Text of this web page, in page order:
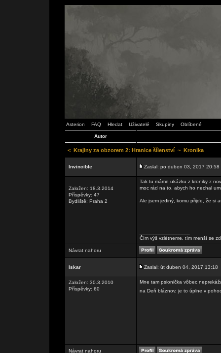
Asterion FAQ Hledat Uživatelé Skupiny Oblíbené
Autor
< Krajiny za obzorem 2: Hranice šílenství ~ Kronika
Invincible Zaslal: po duben 03, 2017 20:58
Založen: 18.3.2014
Příspěvky: 47
Bydliště: Praha 2
Tak tu máme ukázku z kroniky z
moc rád na to, abych ho nechal
Ale jsem jediný, komu přijde, že si
Čím výš vzlétneme, tím menší se
Návrat nahoru
Iskar Zaslal: út duben 04, 2017 13:18
Založen: 30.3.2010
Příspěvky: 60
Mne tam psionička vôbec
na Deň bláznov, je to úplne v
Návrat nahoru